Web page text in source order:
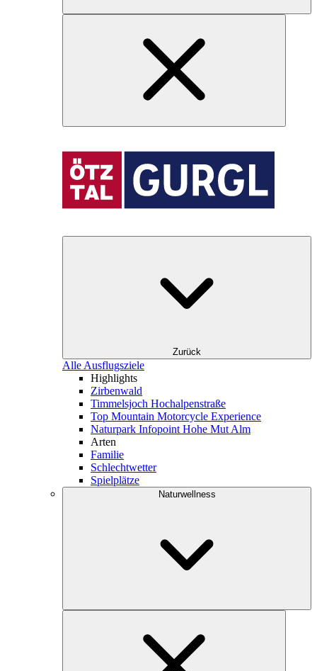
Zurück
Alle Ausflugsziele
Highlights
Zirbenwald
Timmelsjoch Hochalpenstraße
Top Mountain Motorcycle Experience
Naturpark Infopoint Hohe Mut Alm
Arten
Familie
Schlechtwetter
Spielplätze
Naturwellness